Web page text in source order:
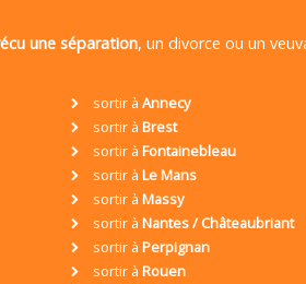
une séparation, un divorce ou un
sortir à Annecy
sortir à Brest
sortir à Fontainebleau
sortir à Le Mans
sortir à Massy
sortir à Nantes / Châteaubriant
sortir à Perpignan
sortir à Rouen